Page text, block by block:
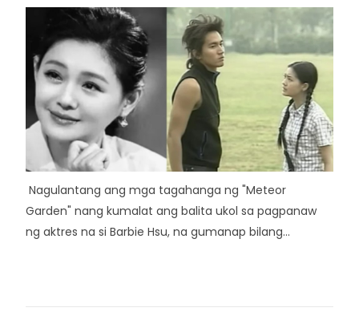
Nagulantang ang mga tagahanga ng "Meteor
Garden" nang kumalat ang balita ukol sa pagpanaw
ng aktres na si Barbie Hsu, na gumanap bilang...